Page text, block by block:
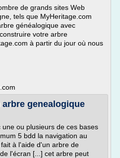
de grands sites Web
tels que MyHeritage.com
généalogique avec
votre arbre
à partir du jour où nous
genealogique
ou plusieurs de ces bases
5 bdd la navigation au
à l'aide d'un arbre de
l'écran [...] cet arbre peut